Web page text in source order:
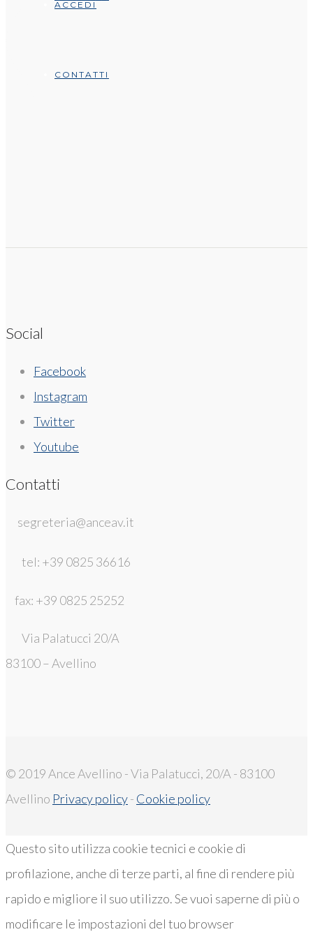
ACCEDI
CONTATTI
Social
Facebook
Instagram
Twitter
Youtube
Contatti
segreteria@anceav.it
tel: +39 0825 36616
fax: +39 0825 25252
Via Palatucci 20/A
83100 – Avellino
© 2019 Ance Avellino - Via Palatucci, 20/A - 83100
Avellino Privacy policy- Cookie policy
Questo sito utilizza cookie tecnici e cookie di
profilazione, anche di terze parti, al fine di rendere più
rapido e migliore il suo utilizzo. Se vuoi saperne di più o
modificare le impostazioni del tuo browser